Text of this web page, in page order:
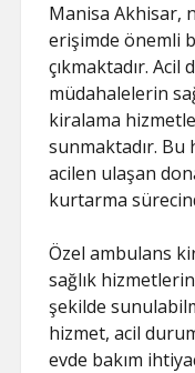
Manisa Akhisar,
erişimde önemli
çıkmaktadır. Acil
müdahalelerin
kiralama
sunmaktadır. Bu
acilen ulaşan
kurtarma
Özel ambulans
sağlık
şekilde
hizmet, acil
evde bakım